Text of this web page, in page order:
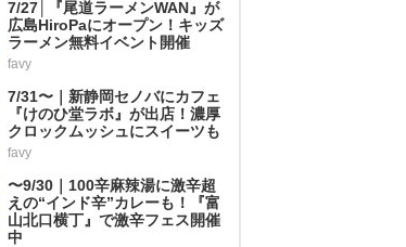
7/27│『尾道ラーメンWAN』が
広島HiroPaにオープン！キッズ
ラーメン無料イベント開催
favy
7/31〜｜新静岡セノバにカフェ
『けのひ堂ラボ』が出店！濃厚
クロックムッシュにスイーツも
favy
〜9/30｜100辛麻辣湯に激辛超
えの“インド辛”カレーも！『富
山北口横丁』で激辛フェス開催
中